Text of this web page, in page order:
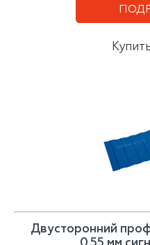
Двусторонний
0,55 мм